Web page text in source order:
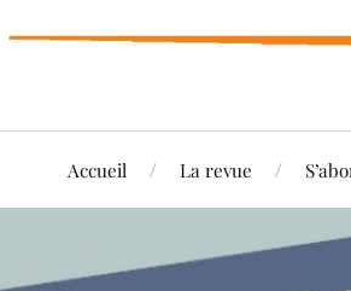
Accueil La revue